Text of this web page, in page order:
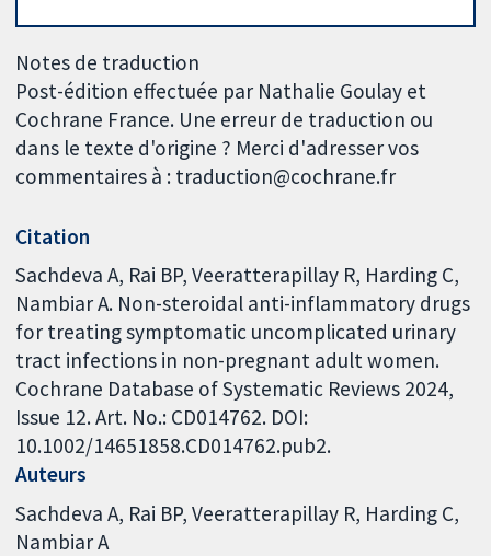
Notes de traduction
Post-édition effectuée par Nathalie Goulay et
Cochrane France. Une erreur de traduction ou
dans le texte d'origine ? Merci d'adresser vos
commentaires à : traduction@cochrane.fr
Citation
Sachdeva A, Rai BP, Veeratterapillay R, Harding C,
Nambiar A. Non-steroidal anti-inflammatory drugs
for treating symptomatic uncomplicated urinary
tract infections in non-pregnant adult women.
Cochrane Database of Systematic Reviews 2024,
Issue 12. Art. No.: CD014762. DOI:
10.1002/14651858.CD014762.pub2.
Auteurs
Sachdeva A Rai BP Veeratterapillay R Harding C
Nambiar A